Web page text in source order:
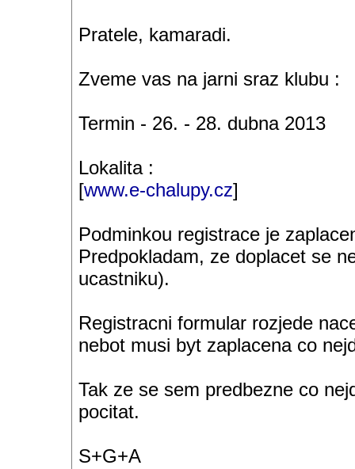
Pratele, kamaradi.
Zveme vas na jarni sraz klubu :
Termin - 26. - 28. dubna 2013
Lokalita :
[www.e-chalupy.cz]
Podminkou registrace je
Predpokladam, ze doplacet se
ucastniku).
Registracni formular rozjede
nebot musi byt zaplacena co
Tak ze se sem predbezne co
pocitat.
S+G+A